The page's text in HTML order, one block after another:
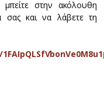
στην ακόλουθη
σας και να λάβετε τη